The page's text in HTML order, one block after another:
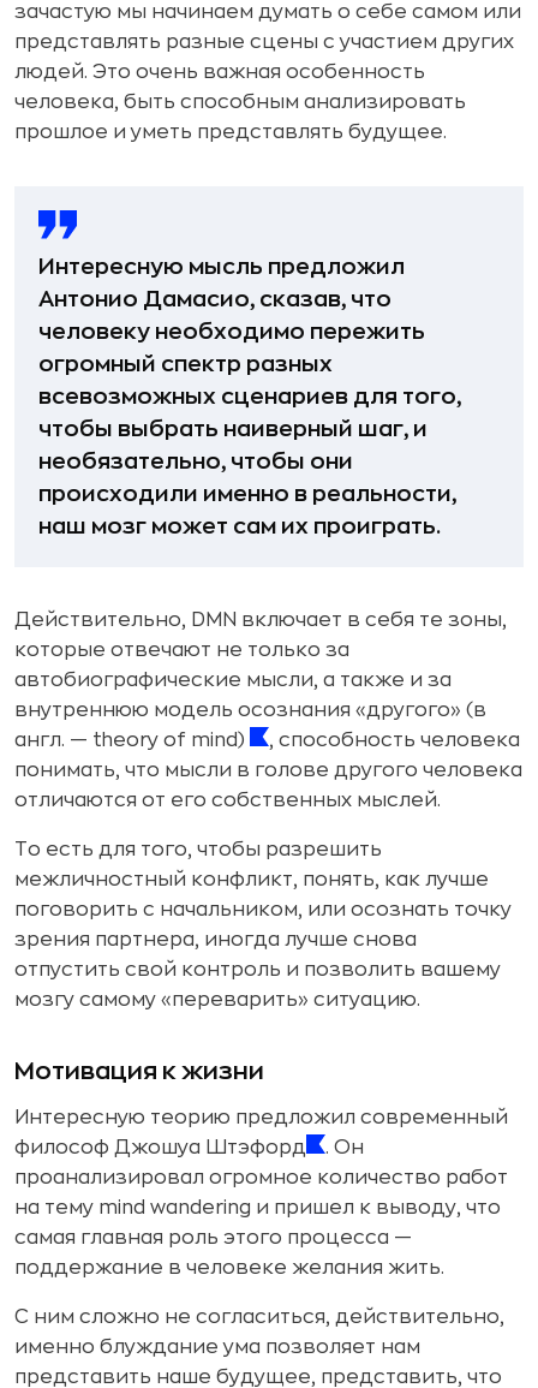
зачастую мы начинаем думать о себе самом или
представлять разные сцены с участием других
людей. Это очень важная особенность
человека, быть способным анализировать
прошлое и уметь представлять будущее.
Интересную мысль предложил
Антонио Дамасио, сказав, что
человеку необходимо пережить
огромный спектр разных
всевозможных сценариев для того,
чтобы выбрать наиверный шаг, и
необязательно, чтобы они
происходили именно в реальности,
наш мозг может сам их проиграть.
Действительно, DMN включает в себя те зоны,
которые отвечают не только за
автобиографические мысли, а также и за
внутреннюю модель осознания «другого» (в
англ. — theory of mind)
, способность человека
понимать, что мысли в голове другого человека
отличаются от его собственных мыслей.
То есть для того, чтобы разрешить
межличностный конфликт, понять, как лучше
поговорить с начальником, или осознать точку
зрения партнера, иногда лучше снова
отпустить свой контроль и позволить вашему
мозгу самому «переварить» ситуацию.
Мотивация к жизни
Интересную теорию предложил современный
философ Джошуа Штэфорд
. Он
проанализировал огромное количество работ
на тему mind wandering и пришел к выводу, что
самая главная роль этого процесса —
поддержание в человеке желания жить.
С ним сложно не согласиться, действительно,
именно блуждание ума позволяет нам
представить наше будущее, представить, что